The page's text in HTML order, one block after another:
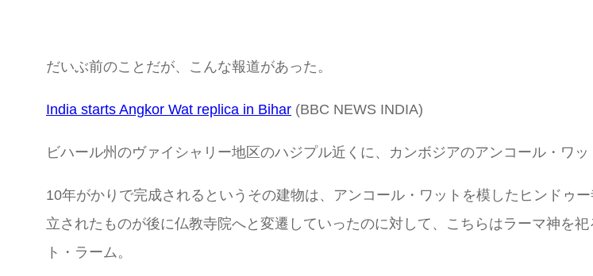
だいぶ前のことだが、こんな報道があった。
India starts Angkor Wat replica in Bihar (BBC NEWS INDIA)
ビハール州のヴァイシャリー地区のハジプル近くに、カンボジアのアンコール・ワ
10年がかりで完成されるというその建物は、アンコール・ワットを模したヒンドゥ
立されたものが後に仏教寺院へと変遷していったのに対して、こちらはラーマ神を
ト・ラーム。